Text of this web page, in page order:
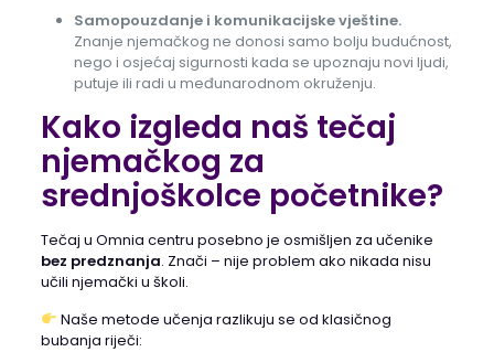
Samopouzdanje i komunikacijske vještine.
Znanje njemačkog ne donosi samo bolju budućnost,
nego i osjećaj sigurnosti kada se upoznaju novi ljudi,
putuje ili radi u međunarodnom okruženju.
Kako izgleda naš tečaj
njemačkog za
srednjoškolce početnike?
Tečaj u Omnia centru posebno je osmišljen za učenike
bez predznanja. Znači – nije problem ako nikada nisu
učili njemački u školi.
Naše metode učenja razlikuju se od klasičnog
bubanja riječi: